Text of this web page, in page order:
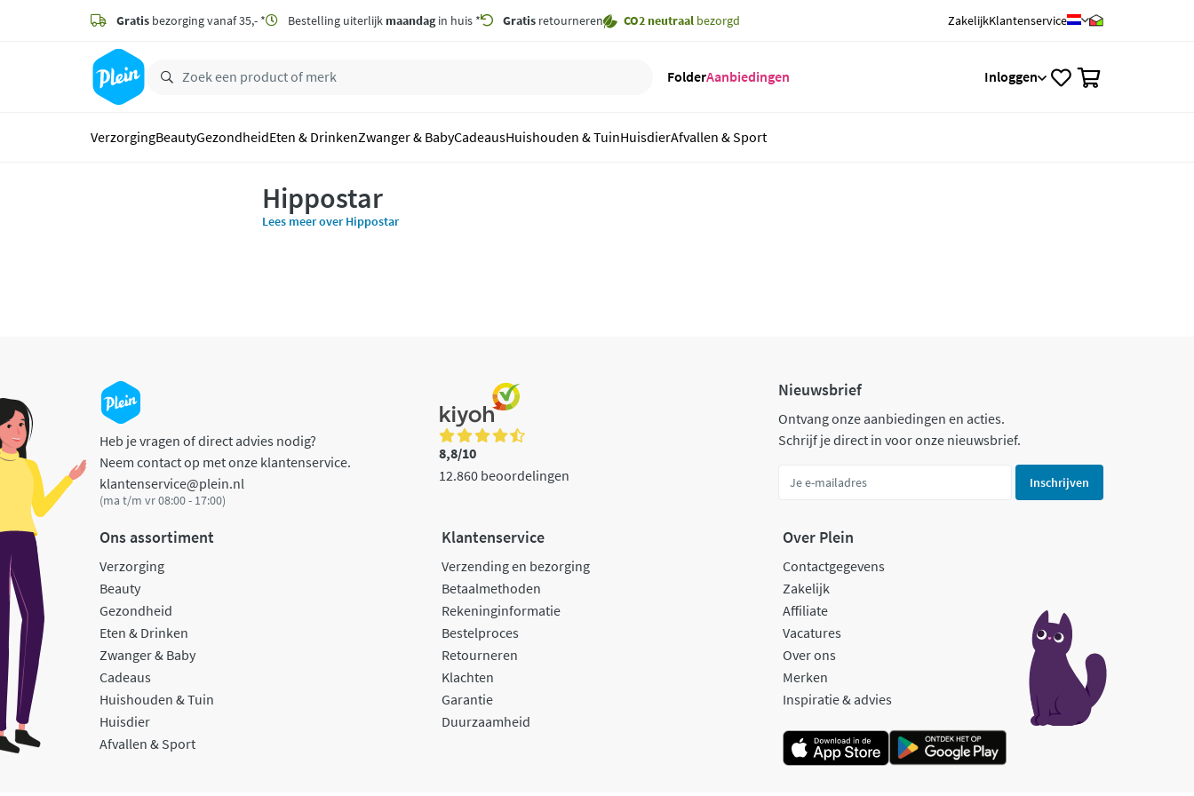
zoeken
hoofdinhoud
Gratis bezorging vanaf 35,- * Bestelling uiterlijk maandagin huis * Gratis retourneren CO2 neutraal bezorgd ZakelijkKlantenservice
FolderAanbiedingen Inloggen
VerzorgingBeautyGezondheidEten & DrinkenZwanger & BabyCadeausHuishouden & TuinHuisdierAfvallen & Sport
Hippostar
Lees meer over Hippostar
Heb je vragen of direct advies nodig?
Neem contact op met onze klantenservice.
klantenservice@plein.nl
(ma t/m vr 08:00 - 17:00)
8,8/10
12.860 beoordelingen
Nieuwsbrief
Ontvang onze aanbiedingen en acties.
Schrijf je direct in voor onze nieuwsbrief.
Inschrijven
Ons assortiment
Verzorging
Beauty
Gezondheid
Eten & Drinken
Zwanger & Baby
Cadeaus
Huishouden & Tuin
Huisdier
Afvallen & Sport
Klantenservice
Verzending en bezorging
Betaalmethoden
Rekeninginformatie
Bestelproces
Retourneren
Klachten
Garantie
Duurzaamheid
Over Plein
Contactgegevens
Zakelijk
Affiliate
Vacatures
Over ons
Merken
Inspiratie & advies